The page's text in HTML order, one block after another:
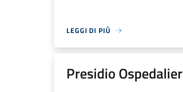
LEGGI DI PIÙ
Presidio